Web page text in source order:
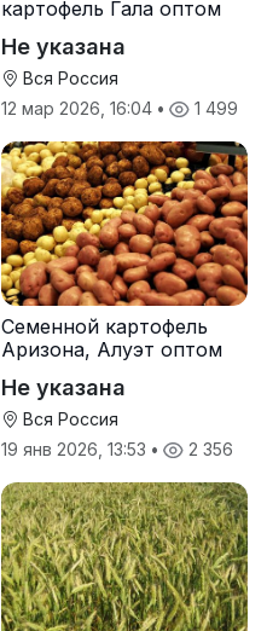
картофель Гала оптом
Не указана
Вся Россия
12 мар 2026, 16:04 • 1 499
Семенной картофель
Аризона, Алуэт оптом
Не указана
Вся Россия
19 янв 2026, 13:53 • 2 356